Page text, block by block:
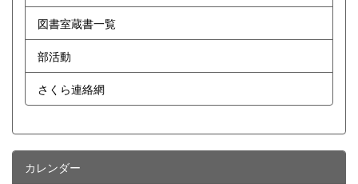
図書室蔵書一覧
部活動
さくら連絡網
カレンダー